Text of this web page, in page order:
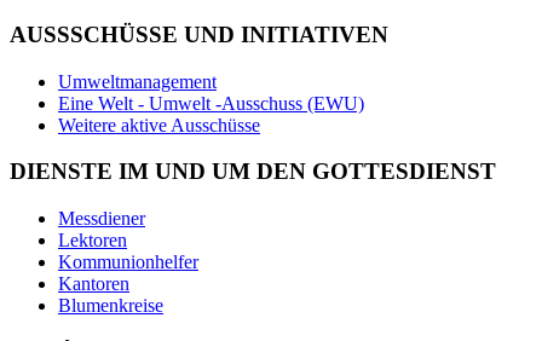
AUSSSCHÜSSE UND INITIATIVEN
Umweltmanagement
Eine Welt - Umwelt -Ausschuss (EWU)
Weitere aktive Ausschüsse
DIENSTE IM UND UM DEN GOTTESDIENST
Messdiener
Lektoren
Kommunionhelfer
Kantoren
Blumenkreise